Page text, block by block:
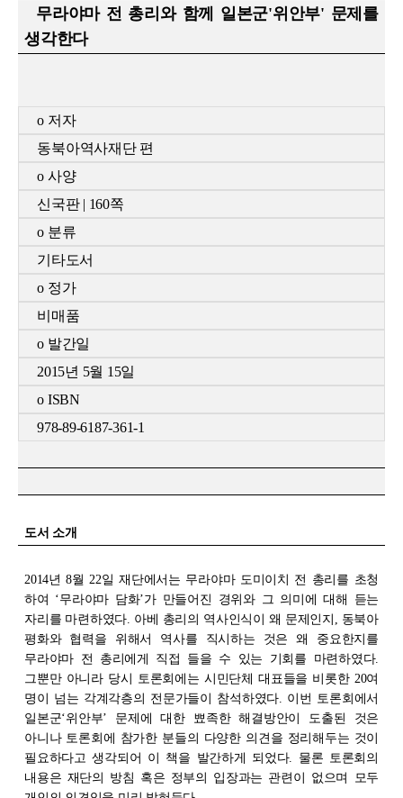
무라야마 전 총리와 함께 일본군'위안부' 문제를
생각한다
o 저자
동북아역사재단 편
o 사양
신국판| 160쪽
o 분류
기타도서
o 정가
비매품
o 발간일
2015년 5월 15일
o ISBN
978-89-6187-361-1
도서 소개
2014년 8월 22일 재단에서는 무라야마 도미이치 전 총리를 초청
하여 ‘무라야마 담화’가 만들어진 경위와 그 의미에 대해 듣는
자리를 마련하였다. 아베 총리의 역사인식이 왜 문제인지, 동북아
평화와 협력을 위해서 역사를 직시하는 것은 왜 중요한지를
무라야마 전 총리에게 직접 들을 수 있는 기회를 마련하였다.
그뿐만 아니라 당시 토론회에는 시민단체 대표들을 비롯한 20여
명이 넘는 각계각층의 전문가들이 참석하였다. 이번 토론회에서
일본군‘위안부’ 문제에 대한 뾰족한 해결방안이 도출된 것은
아니나 토론회에 참가한 분들의 다양한 의견을 정리해두는 것이
필요하다고 생각되어 이 책을 발간하게 되었다. 물론 토론회의
내용은 재단의 방침 혹은 정부의 입장과는 관련이 없으며 모두